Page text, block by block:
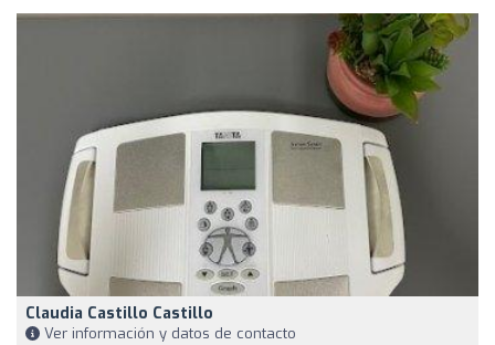
Claudia Castillo Castillo
Ver información y datos de contacto